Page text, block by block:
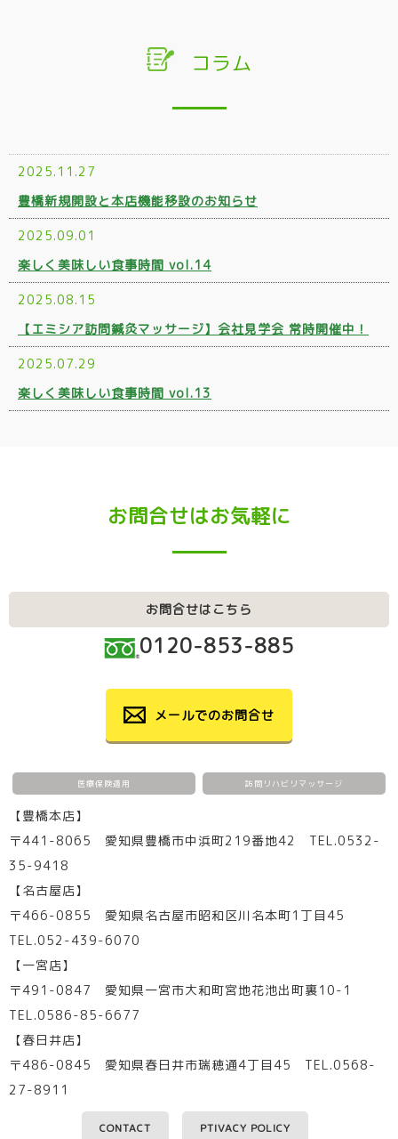
コラム
2025.11.27
豊橋新規開設と本店機能移設のお知らせ
2025.09.01
楽しく美味しい食事時間 vol.14
2025.08.15
【エミシア訪問鍼灸マッサージ】会社見学会 常時開催中！
2025.07.29
楽しく美味しい食事時間 vol.13
お問合せはお気軽に
お問合せはこちら
0120-853-885
メールでのお問合せ
医療保険適用 訪問リハビリマッサージ
【豊橋本店】
〒441-8065 愛知県豊橋市中浜町219番地42 TEL.0532-
35-9418
【名古屋店】
〒466-0855 愛知県名古屋市昭和区川名本町1丁目45
TEL.052-439-6070
【一宮店】
〒491-0847 愛知県一宮市大和町宮地花池出町裏10-1
TEL.0586-85-6677
【春日井店】
〒486-0845 愛知県春日井市瑞穂通4丁目45 TEL.0568-
27-8911
CONTACT PTIVACY POLICY